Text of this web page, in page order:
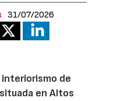
31/07/2026
interiorismo de
en Altos